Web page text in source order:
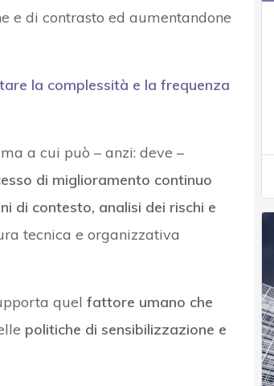
e di contrasto ed aumentandone
la complessità e la frequenza
a cui può – anzi: deve –
di miglioramento continuo
di contesto, analisi dei rischi e
tecnica e organizzativa
quel fattore umano che
politiche di sensibilizzazione e